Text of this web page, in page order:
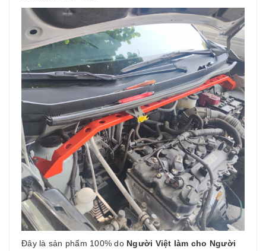
Đây là sản phẩm 100% do Người Việt làm cho Người